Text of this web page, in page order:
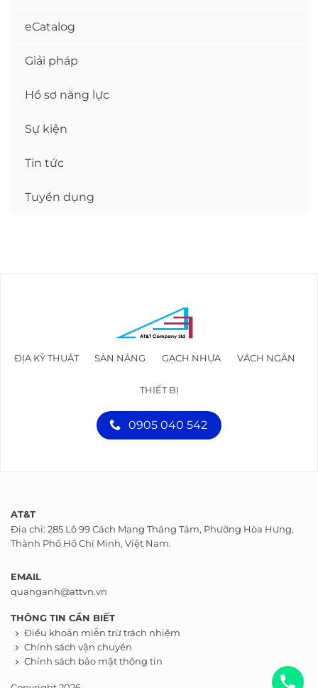
eCatalog
Giải pháp
Hồ sơ năng lực
Sự kiện
Tin tức
Tuyển dụng
ĐỊA KỸ THUẬT SÀN NÂNG GẠCH NHỰA VÁCH NGĂN
THIẾT BỊ
0905 040 542
AT&T
Địa chỉ: 285 Lô 99 Cách Mạng Tháng Tám, Phường Hòa Hưng,
Thành Phố Hồ Chí Minh, Việt Nam.
EMAIL
quanganh@attvn.vn
THÔNG TIN CẦN BIẾT
Điều khoản miễn trừ trách nhiệm
Chính sách vận chuyển
Chính sách bảo mật thông tin